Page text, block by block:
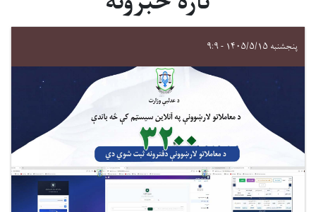
پنجشنبه ۱۴۰۵/۵/۱۵ - ۹:۹